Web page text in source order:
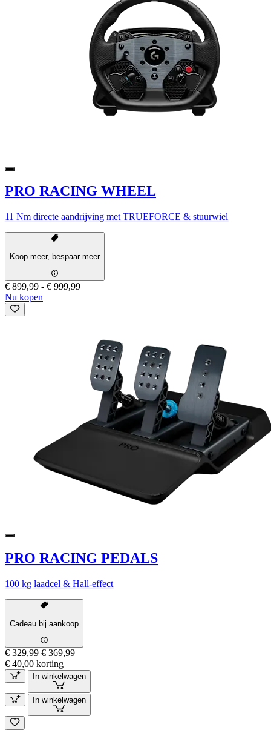
PRO RACING WHEEL
11 Nm directe aandrijving met TRUEFORCE & stuurwiel
Koop meer, bespaar meer
€ 899,99 - € 999,99
Nu kopen
PRO RACING PEDALS
100 kg laadcel & Hall-effect
Cadeau bij aankoop
€ 329,99 € 369,99
€ 40,00 korting
In winkelwagen
In winkelwagen